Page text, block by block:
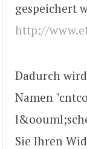
gespeichert
http://
Dadurch
Namen
Sie Ihren